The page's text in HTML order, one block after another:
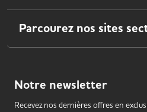
Parcourez nos sites
Notre newsletter
Recevez nos dernières offres en